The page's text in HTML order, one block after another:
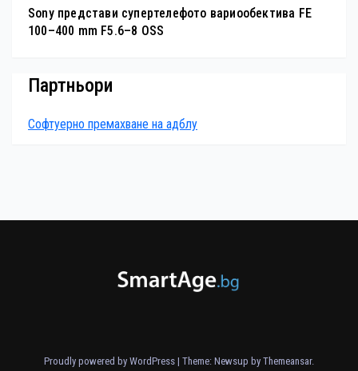
Sony представи супертелефото вариообектива FE
100–400 mm F5.6–8 OSS
Партньори
Софтуерно премахване на адблу
Proudly powered by WordPress | Theme: Newsup by Themeansar.